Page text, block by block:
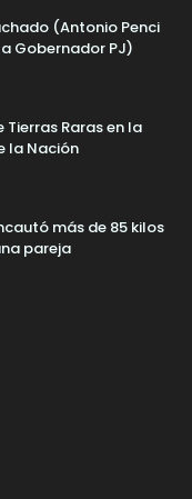
(Antonio Penci
Gobernador PJ)
Tierras Raras en la
la Nación
más de 85 kilos
pareja